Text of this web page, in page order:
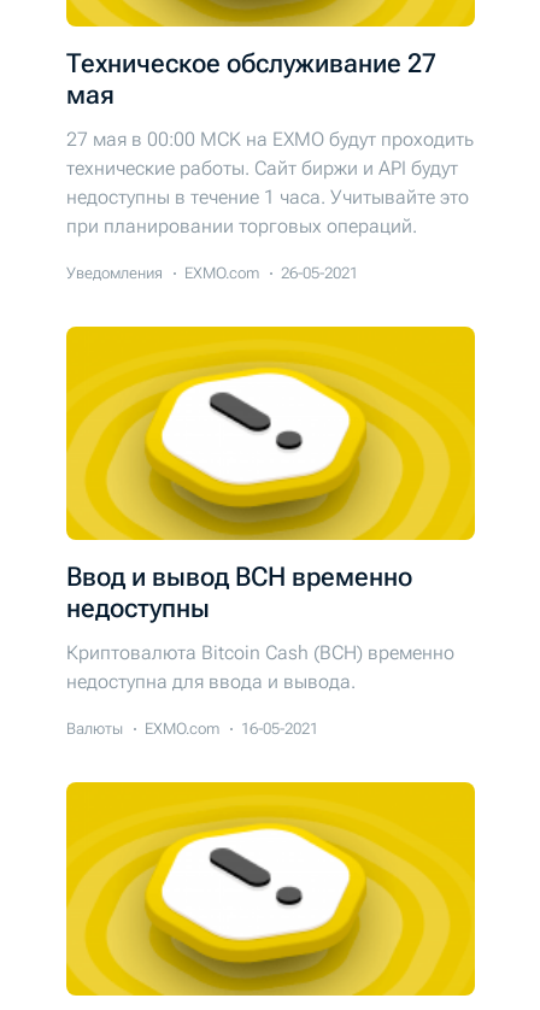
Техническое обслуживание 27
мая
27 мая в 00:00 MCK на EXMO будут проходить
технические работы. Cайт биржи и API будут
недоступны в течение 1 часа. Учитывайте это
при планировании торговых операций.
Уведомления EXMO.com 26-05-2021
Ввод и вывод BCH временно
недоступны
Криптовалюта Bitcoin Cash (BCH) временно
недоступна для ввода и вывода.
Валюты EXMO.com 16-05-2021